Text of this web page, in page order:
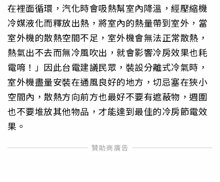
在裡面循環，汽化時會吸熱幫室內降溫，經壓縮機
冷媒液化而釋放出熱，將室內的熱量帶到室外，當
室外機的散熱空間不足，室外機會無法正常散熱，
熱氣出不去而無冷風吹出，就會影響冷房效果也耗
電唷！」因此台電建議民眾，裝設分離式冷氣時，
室外機盡量安裝在通風良好的地方，切忌塞在狹小
空間內，散熱方向前方也最好不要有遮蔽物，週圍
也不要堆放其他物品，才能達到最佳的冷房節電效
果。